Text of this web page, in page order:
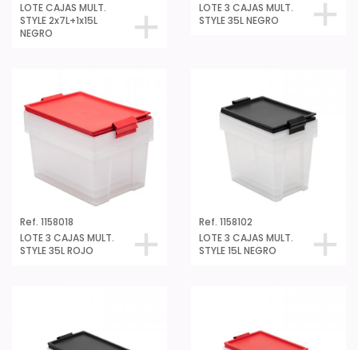
LOTE CAJAS MULT.
STYLE 2x7L+1x15L
NEGRO
LOTE 3 CAJAS MULT.
STYLE 35L NEGRO
Ref. 1158018
LOTE 3 CAJAS MULT.
STYLE 35L ROJO
Ref. 1158102
LOTE 3 CAJAS MULT.
STYLE 15L NEGRO